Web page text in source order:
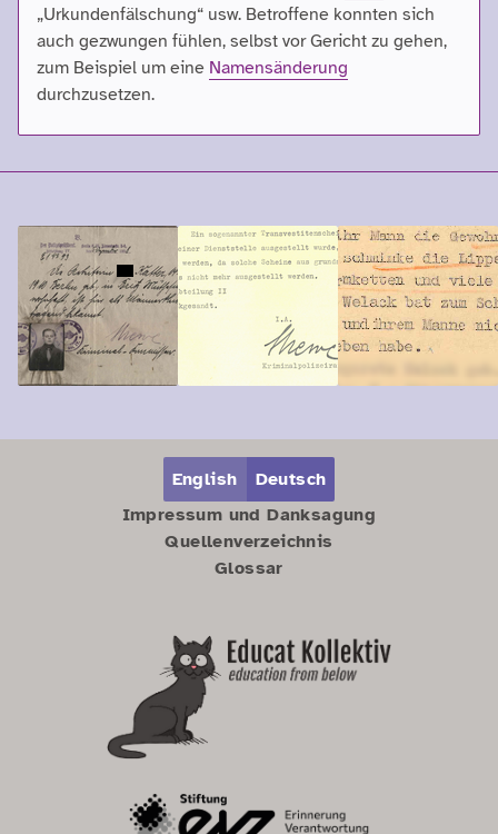
„Urkundenfälschung“ usw. Betroffene konnten sich
auch gezwungen fühlen, selbst vor Gericht zu gehen,
zum Beispiel um eine Namensänderung
durchzusetzen.
Zum Hauptbereich springen
Zum Hauptmenü springen
Impressum und Danksagung
Quellenverzeichnis
Glossar
English Deutsch